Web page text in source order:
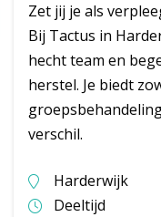
Zet jij je als
Bij Tactus in
hecht team en
herstel. Je biedt
verschil.
Harderwijk
Deeltijd